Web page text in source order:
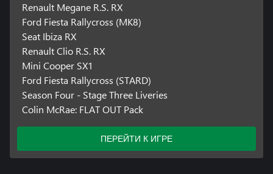
Renault Megane R.S. RX
Ford Fiesta Rallycross (MK8)
Seat Ibiza RX
Renault Clio R.S. RX
Mini Cooper SX1
Ford Fiesta Rallycross (STARD)
Season Four - Stage Three Liveries
Colin McRae: FLAT OUT Pack
ПЕРЕЙТИ К ИГРЕ